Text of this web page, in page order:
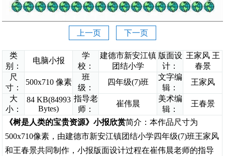
上一页 下一页
类
别：
电脑小报
学
校：
建德市新安江镇
团结小学
版面设
计：
王家风 王
春景
尺
寸：
500x710 像素
班
级：
四年级(7)班
文字编
辑：
王家风
大
小：
84 KB(84993
Bytes)
指导老
师：
崔伟晨
美术编
辑：
王春景
《树是人类的宝贵资源》小报欣赏简介：本作品尺寸为
500x710像素，由建德市新安江镇团结小学四年级(7)班王家风
和王春景共同制作，小报版面设计过程在崔伟晨老师的指导